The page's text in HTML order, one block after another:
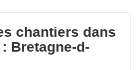
votes
chantiers dans
Bretagne-d-